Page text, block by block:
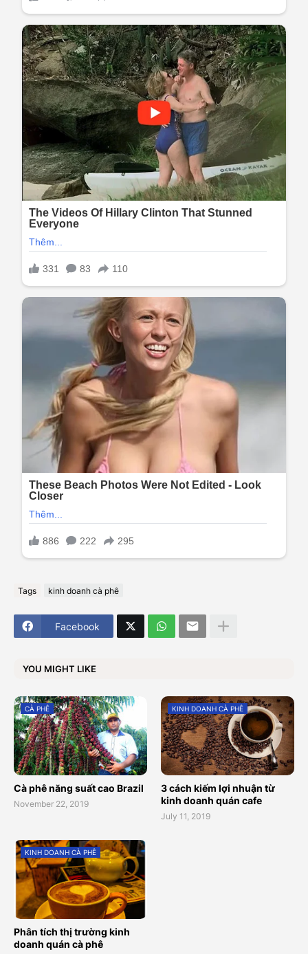
Tags kinh doanh cà phê
Facebook
YOU MIGHT LIKE
CÀ PHÊ
Cà phê năng suất cao Brazil
November 22, 2019
KINH DOANH CÀ PHÊ
3 cách kiếm lợi nhuận từ
kinh doanh quán cafe
July 11, 2019
KINH DOANH CÀ PHÊ
Phân tích thị trường kinh
doanh quán cà phê